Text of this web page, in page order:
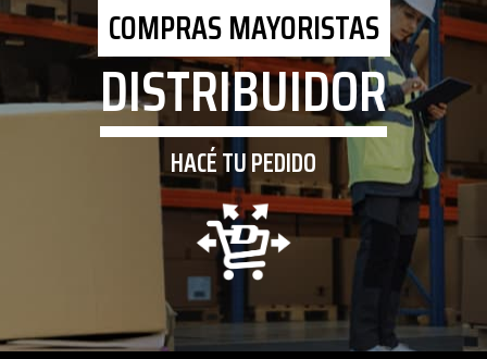
COMPRAS MAYORISTAS
DISTRIBUIDOR
HACÉ TU PEDIDO